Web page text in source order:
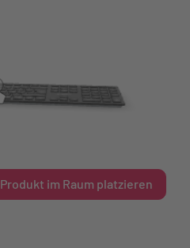
Produkt im Raum platzieren